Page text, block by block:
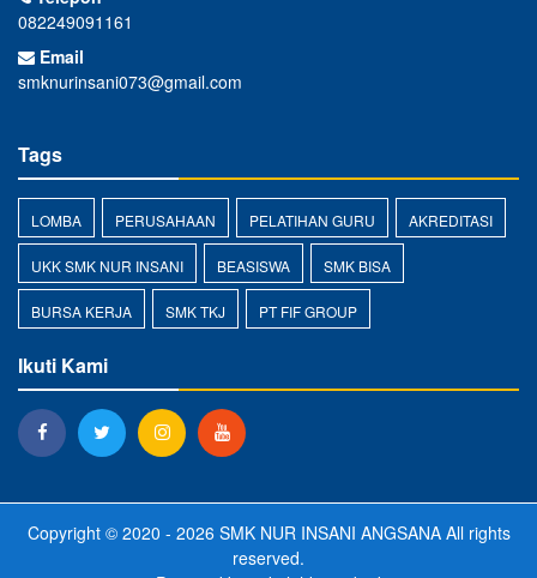
082249091161
Email
smknurinsani073@gmail.com
Tags
LOMBA PERUSAHAAN PELATIHAN GURU AKREDITASI
UKK SMK NUR INSANI BEASISWA SMK BISA
BURSA KERJA SMK TKJ PT FIF GROUP
Ikuti Kami
Copyright © 2020 - 2026 SMK NUR INSANI ANGSANAAll rights
reserved.